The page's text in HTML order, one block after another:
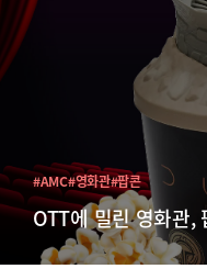
OTT에 밀린 영화관,
#AMC#영화관#팝콘